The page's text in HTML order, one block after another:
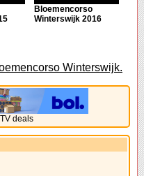
Bloemencorso
Winterswijk 2016
Winterswijk.